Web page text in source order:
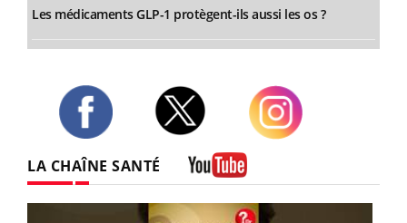
Les médicaments GLP-1 protègent-ils aussi les os ?
LA CHAÎNE SANTÉ